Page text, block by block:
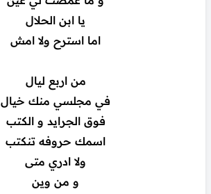
يا ابن الحلال
اما استرح ولا امش
من اربع ليال
في مجلسي منك خيال
فوق الجرايد و الكتب
اسمك حروفه تنكتب
ولا ادري متى
و من وين